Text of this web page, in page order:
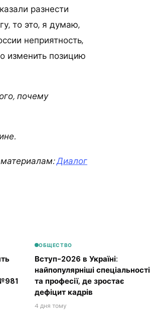
разнести
то это, я думаю,
неприятность,
изменить позицию
почему
Диалог
ОБЩЕСТВО
Вступ-2026 в Україні:
найпопулярніші спеціальності
та професії, де зростає
дефіцит кадрів
4 дня тому